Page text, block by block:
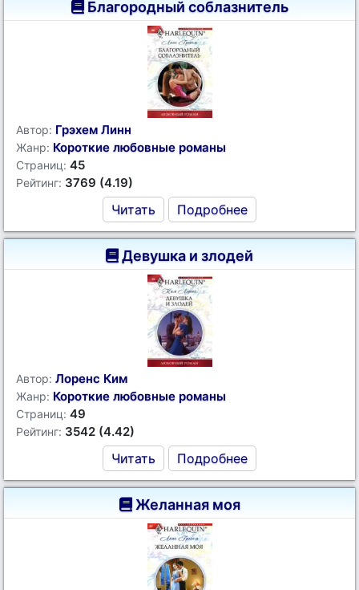
Благородный соблазнитель
Автор: Грэхем Линн
Жанр: Короткие любовные романы
Страниц: 45
Рейтинг: 3769 (4.19)
Читать Подробнее
Девушка и злодей
Автор: Лоренс Ким
Жанр: Короткие любовные романы
Страниц: 49
Рейтинг: 3542 (4.42)
Читать Подробнее
Желанная моя